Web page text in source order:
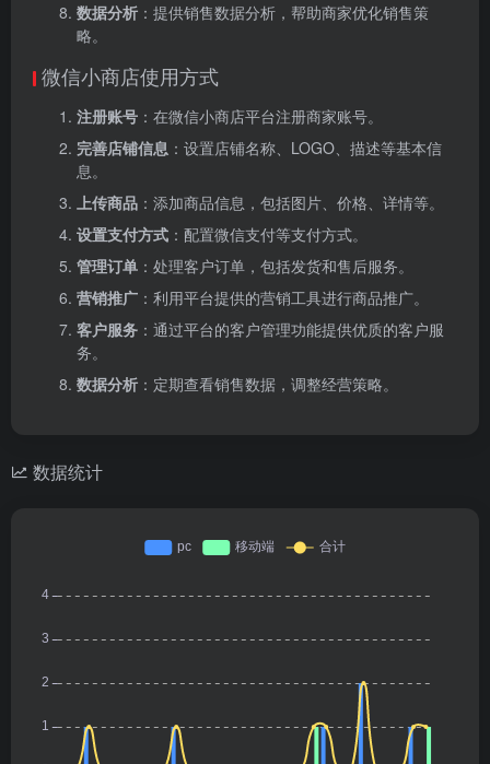
数据分析 ：提供销售数据分析，帮助商家优化销售策
略。
微信小商店使用方式
注册账号 ：在微信小商店平台注册商家账号。
完善店铺信息 ：设置店铺名称、LOGO、描述等基本信
息。
上传商品 ：添加商品信息，包括图片、价格、详情等。
设置支付方式 ：配置微信支付等支付方式。
管理订单 ：处理客户订单，包括发货和售后服务。
营销推广 ：利用平台提供的营销工具进行商品推广。
客户服务 ：通过平台的客户管理功能提供优质的客户服
务。
数据分析 ：定期查看销售数据，调整经营策略。
数据统计